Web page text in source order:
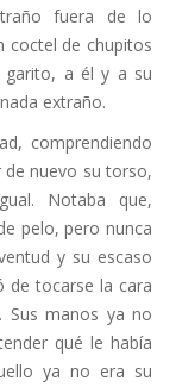
fuera de lo
coctel de chupitos
garito, a él y a su
extraño.
comprendiendo
nuevo su torso,
Notaba que,
pelo, pero nunca
y su escaso
de tocarse la cara
Sus manos ya no
qué le había
ya no era su